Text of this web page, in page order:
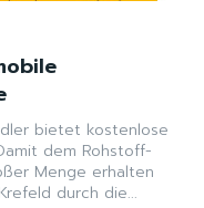
bietet kostenlose
dem Rohstoff-
Menge erhalten
durch die...